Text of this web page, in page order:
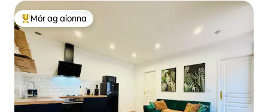
An-mhór ag aíonna
Mór ag aíonna